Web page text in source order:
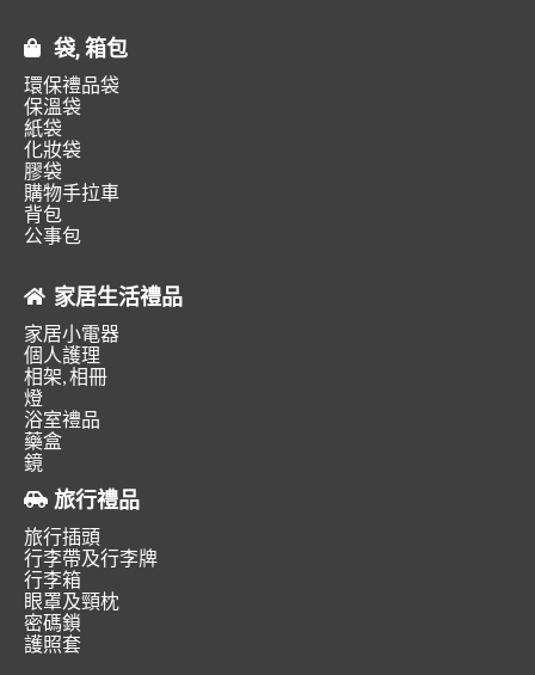
袋, 箱包
環保禮品袋
保溫袋
紙袋
化妝袋
膠袋
購物手拉車
背包
公事包
家居生活禮品
家居小電器
個人護理
相架, 相冊
燈
浴室禮品
藥盒
鏡
旅行禮品
旅行插頭
行李帶及行李牌
行李箱
眼罩及頸枕
密碼鎖
護照套